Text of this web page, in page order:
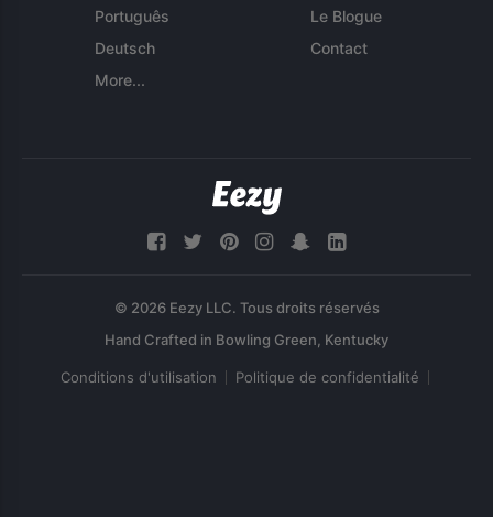
Português
Deutsch
More...
Le Blogue
Contact
© 2026 Eezy LLC. Tous droits réservés
Conditions d'utilisation Politique de confidentialité